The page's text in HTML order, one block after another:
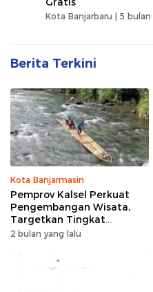
Kota Banjarbaru | 5 bulan
Berita Terkini
Kota Banjarmasin
Pemprov Kalsel Perkuat
Pengembangan Wisata,
Targetkan Tingkat
Kunjungan Naik 5 Persen di
2 bulan yang lalu